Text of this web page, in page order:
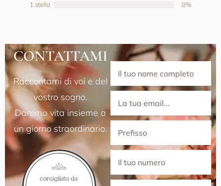
1 stella
0%
CONTATTAMI
Raccontami di voi e del
vostro sogno.
Daremo vita insieme a
un giorno straordinario.